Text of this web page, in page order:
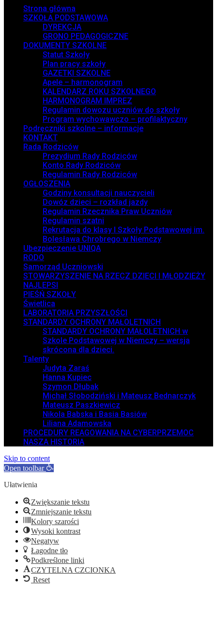
Strona główna
SZKOŁA PODSTAWOWA
DYREKCJA
GRONO PEDAGOGICZNE
DOKUMENTY SZKOLNE
Statut Szkoły
Plan pracy szkoły
GAZETKI SZKOLNE
Apele – harmonogram
KALENDARZ ROKU SZKOLNEGO
HARMONOGRAM IMPREZ
Regulamin dowozu uczniów do szkoły
Program wychowawczo – profilaktyczny
Podręczniki szkolne – informacje
KONTAKT
Rada Rodziców
Prezydium Rady Rodziców
Konto Rady Rodziców
Regulamin Rady Rodziców
OGŁOSZENIA
Godziny konsultacji nauczycieli
Dowóz dzieci – rozkład jazdy
Regulamin Rzecznika Praw Uczniów
Regulamin szatni
Rekrutacja do klasy I Szkoły Podstawowej im.
Bolesława Chrobrego w Niemczy
Ubezpieczenie UNIQA
RODO
Samorząd Uczniowski
STOWARZYSZENIE NA RZECZ DZIECI I MŁODZIEŻY
NAJLEPSI
PIEŚŃ SZKOŁY
Świetlica
LABORATORIA PRZYSZŁOŚCI
STANDARDY OCHRONY MAŁOLETNICH
STANDARDY OCHRONY MAŁOLETNICH w
Szkole Podstawowej w Niemczy – wersja
skrócona dla dzieci.
Talenty
Judyta Zaraś
Hanna Kupiec
Szymon Dłubak
Michał Słobodziński i Mateusz Bednarczyk
Mateusz Paszkiewicz
Nikola Babska i Basia Basiów
Liliana Adamowska
PROCEDURY REAGOWANIA NA CYBERPRZEMOC
NASZA HISTORIA
Skip to content
Open toolbar
Ułatwienia
Zwiększanie tekstu
Zmniejszanie tekstu
Kolory szarości
Wysoki kontrast
Negatyw
Łagodne tło
Podkreślone linki
CZYTELNA CZCIONKA
Reset